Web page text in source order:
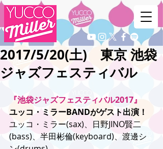
2017/5/20(土) 東京 池袋
ジャズフェスティバル
『池袋ジャズフェスティバル2017』
ユッコ・ミラーBANDがゲスト出演！
ユッコ・ミラー(sax)、日野JINO賢二
(bass)、半田彬倫(keyboard)、渡邊シ